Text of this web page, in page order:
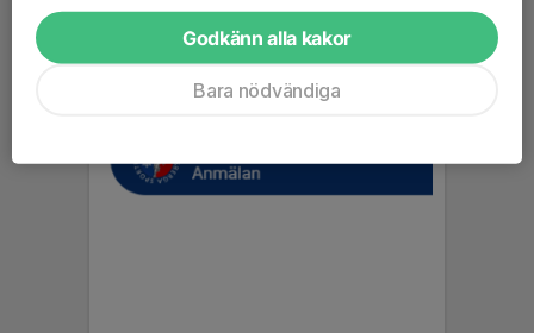
Godkänn alla kakor
Bara nödvändiga